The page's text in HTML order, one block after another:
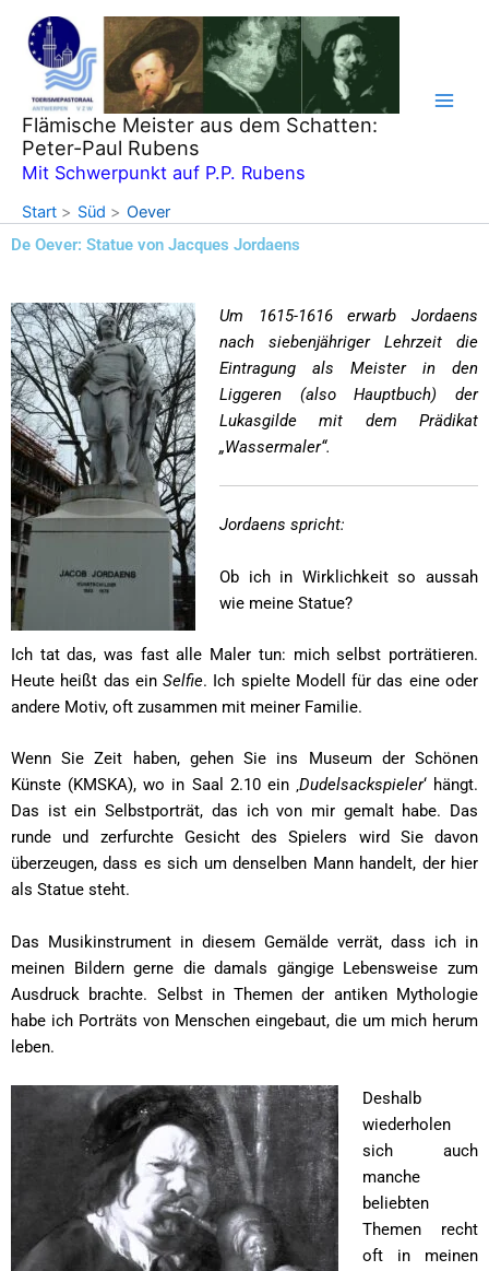
Inhalt
springen
Flämische Meister aus dem Schatten:
Peter-Paul Rubens
Mit Schwerpunkt auf P.P. Rubens
Start Süd
Oever
De Oever: Statue von Jacques Jordaens
Um 1615-1616 erwarb Jordaens
nach siebenjähriger Lehrzeit die
Eintragung als Meister in den
Liggeren (also Hauptbuch) der
Lukasgilde mit dem Prädikat
„Wassermaler“.
Jordaens spricht:
Ob ich in Wirklichkeit so aussah
wie meine Statue?
Ich tat das, was fast alle Maler tun: mich selbst porträtieren.
Heute heißt das einSelfie. Ich spielte Modell für das eine oder
andere Motiv, oft zusammen mit meiner Familie.
Wenn Sie Zeit haben, gehen Sie ins Museum der Schönen
Künste (KMSKA), wo in Saal 2.10 ein ‚Dudelsackspieler‘ hängt.
Das ist ein Selbstporträt, das ich von mir gemalt habe. Das
runde und zerfurchte Gesicht des Spielers wird Sie davon
überzeugen, dass es sich um denselben Mann handelt, der hier
als Statue steht.
Das Musikinstrument in diesem Gemälde verrät, dass ich in
meinen Bildern gerne die damals gängige Lebensweise zum
Ausdruck brachte. Selbst in Themen der antiken Mythologie
habe ich Porträts von Menschen eingebaut, die um mich herum
leben.
Deshalb
wiederholen
sich auch
manche
beliebten
Themen recht
oft in meinen